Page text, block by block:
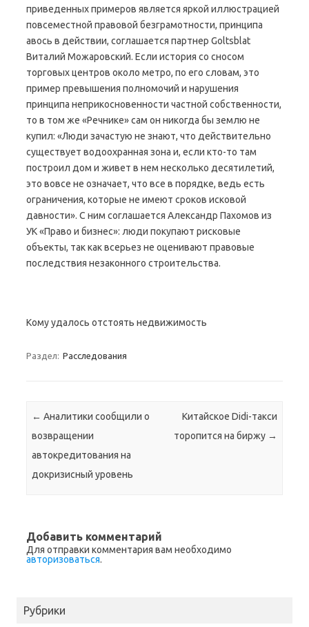
приведенных примеров является яркой иллюстрацией
повсеместной правовой безграмотности, принципа
авось в действии, соглашается партнер Goltsblat
Виталий Можаровский. Если история со сносом
торговых центров около метро, по его словам, это
пример превышения полномочий и нарушения
принципа неприкосновенности частной собственности,
то в том же «Речнике» сам он никогда бы землю не
купил: «Люди зачастую не знают, что действительно
существует водоохранная зона и, если кто-то там
построил дом и живет в нем несколько десятилетий,
это вовсе не означает, что все в порядке, ведь есть
ограничения, которые не имеют сроков исковой
давности». С ним соглашается Александр Пахомов из
УК «Право и бизнес»: люди покупают рисковые
объекты, так как всерьез не оценивают правовые
последствия незаконного строительства.
Кому удалось отстоять недвижимость
Раздел: Расследования
Навигация по записям
← Аналитики сообщили о
возвращении
автокредитования на
докризисный уровень
​Китайское Didi-такси
торопится на биржу →
Добавить комментарий
Для отправки комментария вам необходимо
авторизоваться.
Рубрики